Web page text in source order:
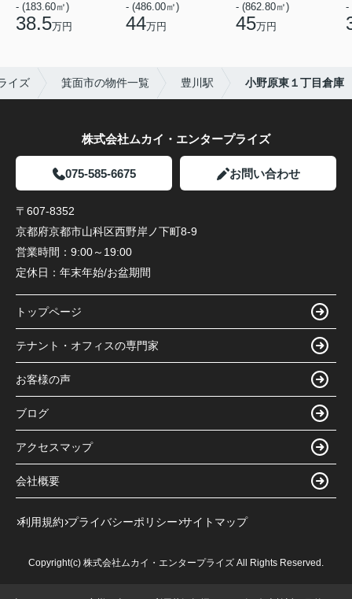
- (183.60㎡)
38.5万円
- (486.00㎡)
44万円
- (862.80㎡)
45万円
-
イズ 箕面市の物件一覧 豊川駅 小野原東１丁目倉庫
株式会社ムカイ・エンタープライズ
075-585-6675 お問い合わせ
〒607-8352
京都府京都市山科区西野岸ノ下町8-9
営業時間： 9:00～19:00
定休日： 年末年始/お盆期間
トップページ
テナント・オフィスの専門家
お客様の声
ブログ
アクセスマップ
会社概要
利用規約 プライバシーポリシー サイトマップ
Copyright(c) 株式会社ムカイ・エンタープライズ All Rights Reserved.